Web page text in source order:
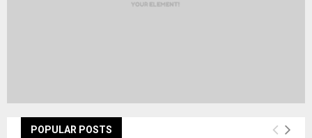
POPULAR POSTS